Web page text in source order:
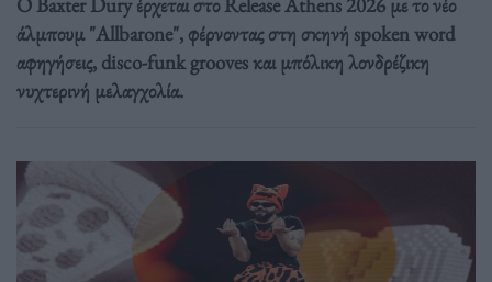
άλμπουμ "Allbarone", φέρνοντας στη σκηνή spoken word
αφηγήσεις, disco-funk grooves και μπόλικη λονδρέζικη
νυχτερινή μελαγχολία.